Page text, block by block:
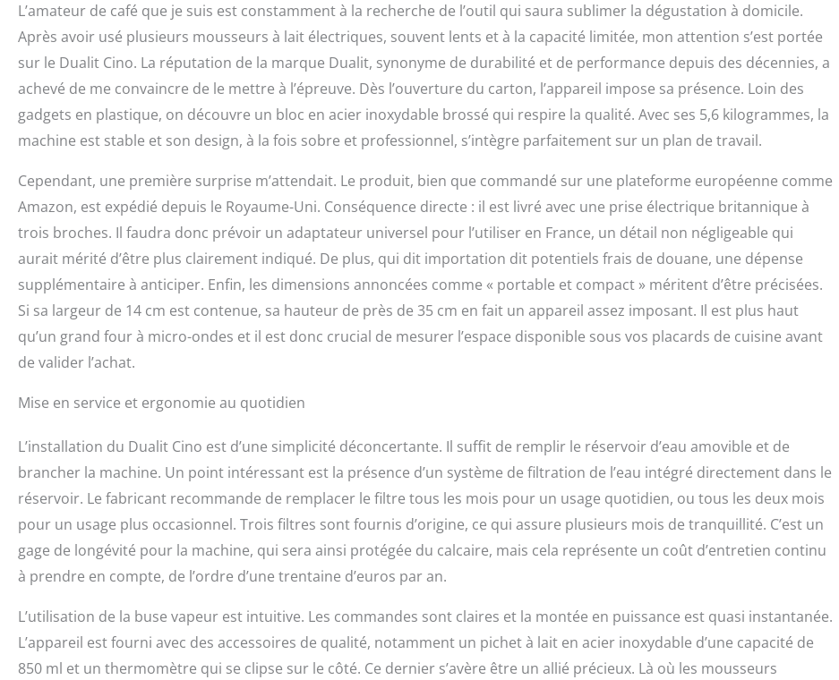
élégante. Inspirez votre barista intérieure avec la gamme Dualit Café et profitez du
café de qualité du café du confort de votre propre maison.
L’amateur de café que je suis est constamment à la recherche de l’outil qui saura sublimer la dégustation à domicile.
Après avoir usé plusieurs mousseurs à lait électriques, souvent lents et à la capacité limitée, mon attention s’est portée
sur le Dualit Cino. La réputation de la marque Dualit, synonyme de durabilité et de performance depuis des décennies, a
achevé de me convaincre de le mettre à l’épreuve. Dès l’ouverture du carton, l’appareil impose sa présence. Loin des
gadgets en plastique, on découvre un bloc en acier inoxydable brossé qui respire la qualité. Avec ses 5,6 kilogrammes, la
machine est stable et son design, à la fois sobre et professionnel, s’intègre parfaitement sur un plan de travail.
Cependant, une première surprise m’attendait. Le produit, bien que commandé sur une plateforme européenne comme
Amazon, est expédié depuis le Royaume-Uni. Conséquence directe : il est livré avec une prise électrique britannique à
trois broches. Il faudra donc prévoir un adaptateur universel pour l’utiliser en France, un détail non négligeable qui
aurait mérité d’être plus clairement indiqué. De plus, qui dit importation dit potentiels frais de douane, une dépense
supplémentaire à anticiper. Enfin, les dimensions annoncées comme « portable et compact » méritent d’être précisées.
Si sa largeur de 14 cm est contenue, sa hauteur de près de 35 cm en fait un appareil assez imposant. Il est plus haut
qu’un grand four à micro-ondes et il est donc crucial de mesurer l’espace disponible sous vos placards de cuisine avant
de valider l’achat.
Mise en service et ergonomie au quotidien
L’installation du Dualit Cino est d’une simplicité déconcertante. Il suffit de remplir le réservoir d’eau amovible et de
brancher la machine. Un point intéressant est la présence d’un système de filtration de l’eau intégré directement dans le
réservoir. Le fabricant recommande de remplacer le filtre tous les mois pour un usage quotidien, ou tous les deux mois
pour un usage plus occasionnel. Trois filtres sont fournis d’origine, ce qui assure plusieurs mois de tranquillité. C’est un
gage de longévité pour la machine, qui sera ainsi protégée du calcaire, mais cela représente un coût d’entretien continu
à prendre en compte, de l’ordre d’une trentaine d’euros par an.
L’utilisation de la buse vapeur est intuitive. Les commandes sont claires et la montée en puissance est quasi instantanée.
L’appareil est fourni avec des accessoires de qualité, notamment un pichet à lait en acier inoxydable d’une capacité de
850 ml et un thermomètre qui se clipse sur le côté. Ce dernier s’avère être un allié précieux. Là où les mousseurs